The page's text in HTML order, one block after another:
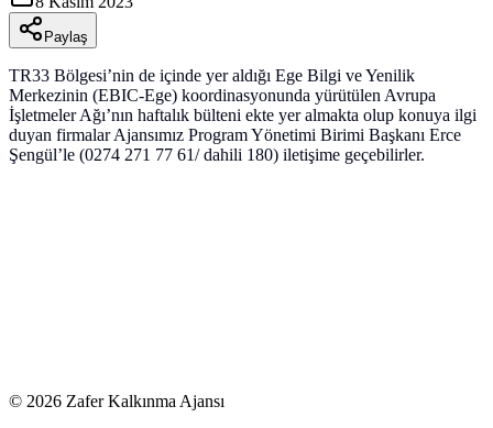
Paylaş
TR33 Bölgesi’nin de içinde yer aldığı Ege Bilgi ve Yenilik
Merkezinin (EBIC-Ege) koordinasyonunda yürütülen Avrupa
İşletmeler Ağı’nın haftalık bülteni ekte yer almakta olup konuya ilgi
duyan firmalar Ajansımız Program Yönetimi Birimi Başkanı Erce
Şengül’le (0274 271 77 61/ dahili 180) iletişime geçebilirler.
© 2026 Zafer Kalkınma Ajansı